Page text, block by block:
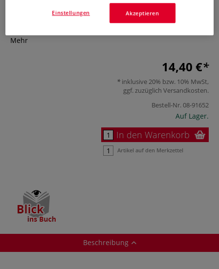
0 Bewertungen
Mehr
14,40 €
inklusive 20% bzw. 10% MwSt,
ggf. zuzüglich Versandkosten.
Bestell-Nr.08-91652
Auf Lager.
In den Warenkorb
Artikel auf den Merkzettel
Beschreibung
Akzeptieren
Einstellungen